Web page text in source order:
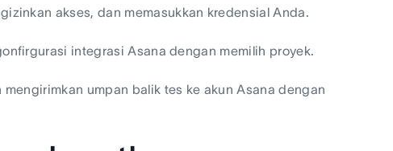
akses, dan memasukkan kredensial Anda.
integrasi Asana dengan memilih proyek.
umpan balik tes ke akun Asana dengan